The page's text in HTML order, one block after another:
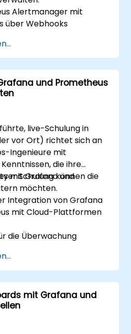
Alertmanager mit
über Webhooks
auf Alerts
schneller zu
Visualisierung und
Alerts nutzen.
und Prometheus
live-Schulung in
vor Ort) richtet sich an
Ingenieure mit
die ihre
mit Grafana und
möchten.
Schulung können die
Integration von Grafana
mit Cloud-Plattformen
die Überwachung
von Metriken
konfigurieren.
und Integrationen
Skalierbarkeit der
gewährleisten.
mit Grafana und